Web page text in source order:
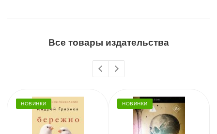
Все товары издательства
НОВИНКИ НОВИНКИ